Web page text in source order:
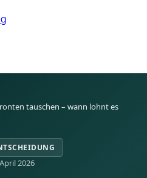
tauschen – wann lohnt es
2026